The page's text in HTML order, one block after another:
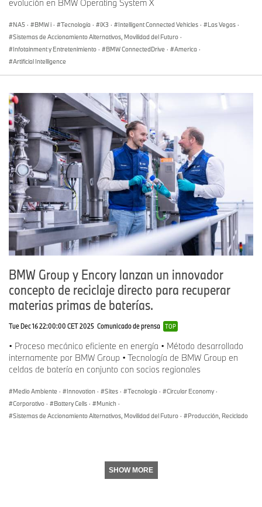
evolución en BMW Operating System X
NA5 · BMW i · Tecnología · iX3 · Intelligent Connected Vehicles · Las Vegas ·
Sistemas de Accionamiento Alternativos, Movilidad del Futuro ·
Infotainment y Entretenimiento · BMW ConnectedDrive · America ·
Artificial Intelligence
BMW Group y Encory lanzan un innovador
concepto de reciclaje directo para recuperar
materias primas de baterías.
Tue Dec 16 22:00:00 CET 2025 Comunicado de prensa TOP
• Proceso mecánico eficiente en energía • Método desarrollado
internamente por BMW Group • Tecnología de BMW Group en
celdas de batería en conjunto con socios regionales
Medio Ambiente · Innovation · Sites · Tecnología · Circular Economy ·
Corporativo · Battery Cells · Munich ·
Sistemas de Accionamiento Alternativos, Movilidad del Futuro · Producción, Reciclado
SHOW MORE